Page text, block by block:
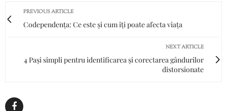
PREVIOUS ARTICLE
Codependența: Ce este și cum îți poate afecta viața
NEXT ARTICLE
4 Pași simpli pentru identificarea și corectarea gândurilor
distorsionate